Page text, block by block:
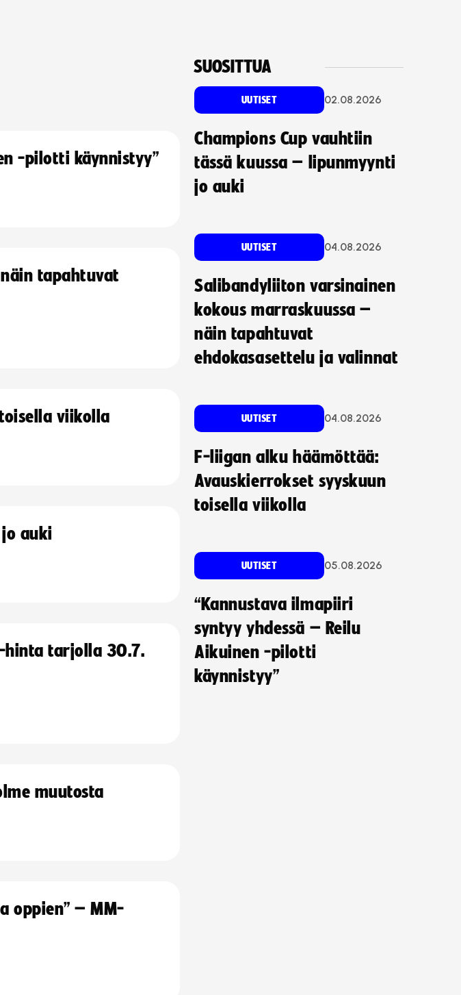
-pilotti käynnistyy”
tapahtuvat
viikolla
auki
-hinta tarjolla 30.7.
muutosta
oppien” – MM-
SUOSITTUA
UUTISET 02.08.2026
Champions Cup vauhtiin
tässä kuussa – lipunmyynti
jo auki
UUTISET 04.08.2026
Salibandyliiton varsinainen
kokous marraskuussa –
näin tapahtuvat
ehdokasasettelu ja valinnat
UUTISET 04.08.2026
F-liigan alku häämöttää:
Avauskierrokset syyskuun
toisella viikolla
UUTISET 05.08.2026
“Kannustava ilmapiiri
syntyy yhdessä – Reilu
Aikuinen -pilotti
käynnistyy”